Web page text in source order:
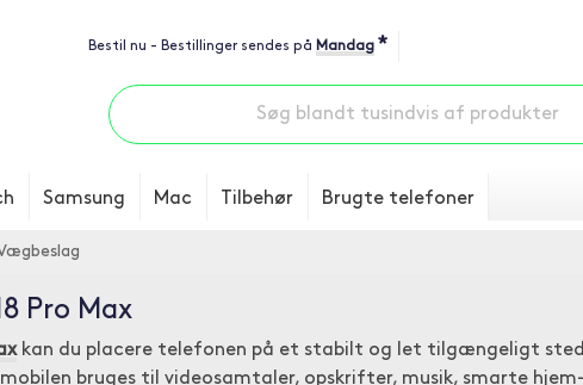
Bestil nu - Bestillinger sendes på Mandag *
Samsung Mac Tilbehør Brugte telefoner
Pro Max
kan du placere telefonen på et stabilt og let tilgængeligt
bruges til videosamtaler, opskrifter, musik, smarte